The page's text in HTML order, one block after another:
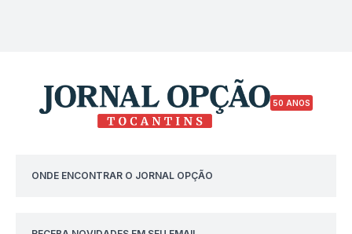
50 ANOS
ONDE ENCONTRAR O JORNAL OPÇÃO